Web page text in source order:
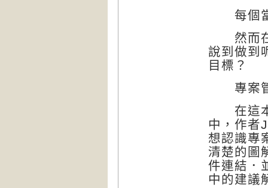
每個當
然而在
說到做到
目標？
專案管
在這本
中，作者
想認識專
清楚的圖
件連結．
中的建議